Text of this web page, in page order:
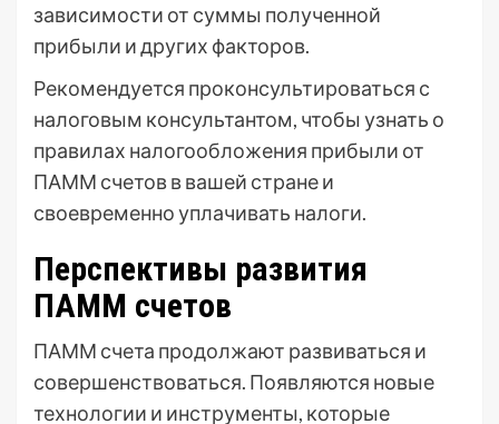
зависимости от суммы полученной
прибыли и других факторов.
Рекомендуется проконсультироваться с
налоговым консультантом, чтобы узнать о
правилах налогообложения прибыли от
ПАММ счетов в вашей стране и
своевременно уплачивать налоги.
Перспективы развития
ПАММ счетов
ПАММ счета продолжают развиваться и
совершенствоваться. Появляются новые
технологии и инструменты, которые